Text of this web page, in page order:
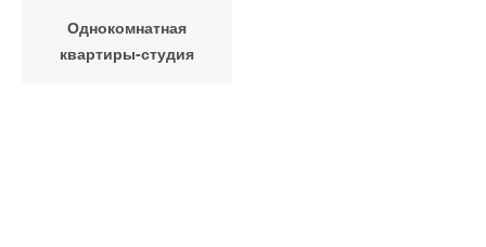
Однокомнатная
квартиры-студия